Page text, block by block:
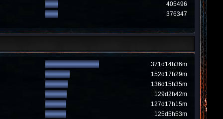
405496
376347
371d14h36m
152d17h29m
136d15h35m
129d2h42m
127d17h15m
125d5h53m